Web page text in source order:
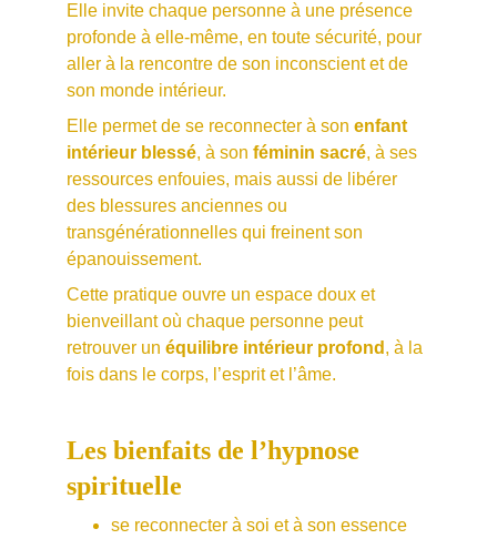
Elle invite chaque personne à une présence
profonde à elle-même, en toute sécurité, pour
aller à la rencontre de son inconscient et de
son monde intérieur.
Elle permet de se reconnecter à son enfant
intérieur blessé, à son féminin sacré, à ses
ressources enfouies, mais aussi de libérer
des blessures anciennes ou
transgénérationnelles qui freinent son
épanouissement.
Cette pratique ouvre un espace doux et
bienveillant où chaque personne peut
retrouver un équilibre intérieur profond , à la
fois dans le corps, l’esprit et l’âme.
Les bienfaits de l’hypnose
spirituelle
se reconnecter à soi et à son essence